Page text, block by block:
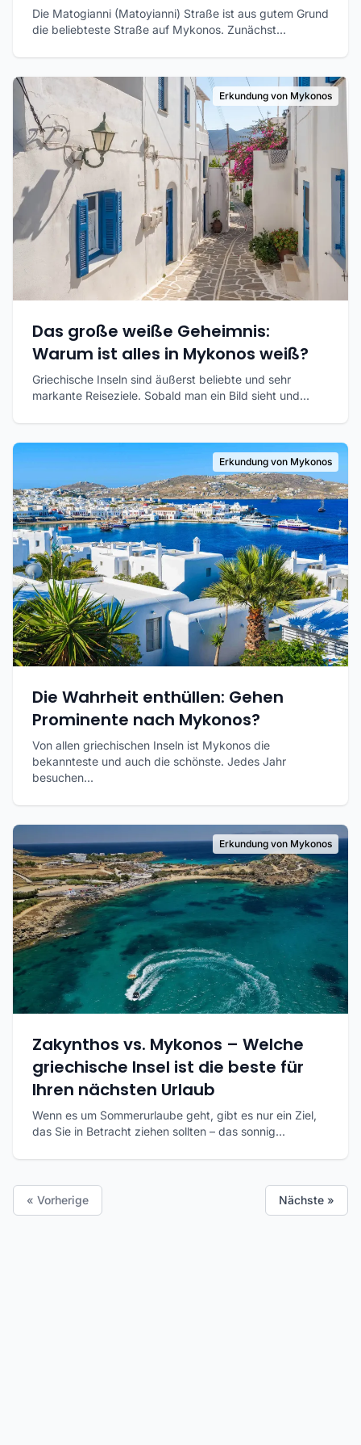
Die Matogianni (Matoyianni) Straße ist aus gutem Grund
die beliebteste Straße auf Mykonos. Zunächst...
Erkundung von Mykonos
Das große weiße Geheimnis:
Warum ist alles in Mykonos weiß?
Griechische Inseln sind äußerst beliebte und sehr
markante Reiseziele. Sobald man ein Bild sieht und...
Erkundung von Mykonos
Die Wahrheit enthüllen: Gehen
Prominente nach Mykonos?
Von allen griechischen Inseln ist Mykonos die
bekannteste und auch die schönste. Jedes Jahr
besuchen...
Erkundung von Mykonos
Zakynthos vs. Mykonos – Welche
griechische Insel ist die beste für
Ihren nächsten Urlaub
Wenn es um Sommerurlaube geht, gibt es nur ein Ziel,
das Sie in Betracht ziehen sollten – das sonnig...
« Vorherige Nächste »